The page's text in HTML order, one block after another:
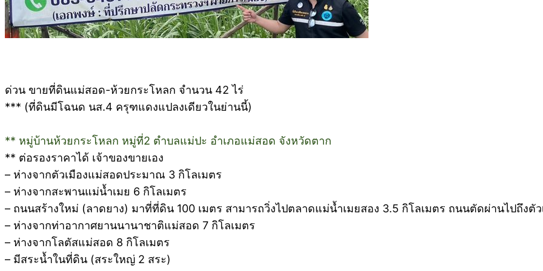
ด่วน ขายที่ดินแม่สอด-ห้วยกระโหลก จำนวน 42 ไร่
*** (ที่ดินมีโฉนด นส.4 ครุฑแดงแปลงเดียวในย่านนี้)
** หมู่บ้านห้วยกระโหลก หมู่ที่2 ตำบลแม่ปะ อำเภอแม่สอด จังหวัดตาก
** ต่อรองราคาได้ เจ้าของขายเอง
– ห่างจากตัวเมืองแม่สอดประมาณ 3 กิโลเมตร
– ห่างจากสะพานแม่น้ำเมย 6 กิโลเมตร
– ถนนสร้างใหม่ (ลาดยาง) มาที่ที่ดิน 100 เมตร สามารถวิ่งไปตลาดแม่น้ำเมยสอง 3.5 กิโลเมตร ถนนตัดผ่านไปถึงตัว
– ห่างจากท่าอากาศยานนานาชาติแม่สอด 7 กิโลเมตร
– ห่างจากโลตัสแม่สอด 8 กิโลเมตร
– มีสระน้ำในที่ดิน (สระใหญ่ 2 สระ)